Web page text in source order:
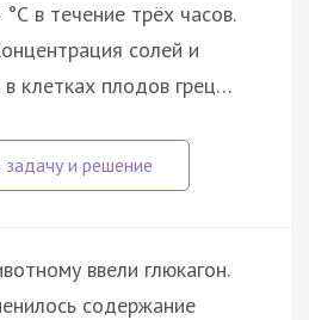
в течение трёх часов.
солей и
клетках плодов грец…
ввели глюкагон.
содержание